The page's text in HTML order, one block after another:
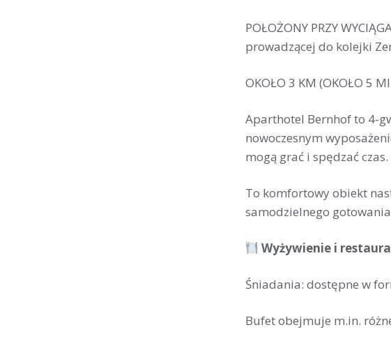
POŁOŻONY PRZY
prowadzącej do kolejki
OKOŁO 3 KM (OKOŁO 5
Aparthotel Bernhof to 4-
nowoczesnym
mogą grać i spędzać czas.
To komfortowy obiekt
samodzielnego
Wyżywienie i
Śniadania: dostępne w
Bufet obejmuje m.in.